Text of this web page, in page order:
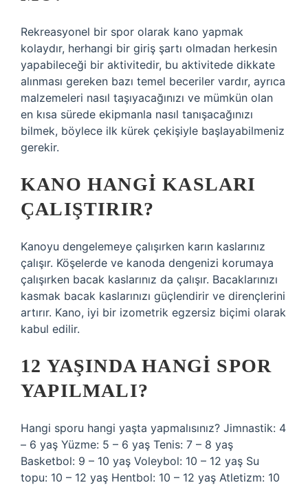
Rekreasyonel bir spor olarak kano yapmak
kolaydır, herhangi bir giriş şartı olmadan herkesin
yapabileceği bir aktivitedir, bu aktivitede dikkate
alınması gereken bazı temel beceriler vardır, ayrıca
malzemeleri nasıl taşıyacağınızı ve mümkün olan
en kısa sürede ekipmanla nasıl tanışacağınızı
bilmek, böylece ilk kürek çekişiyle başlayabilmeniz
gerekir.
KANO HANGI KASLARI
ÇALIŞTIRIR?
Kanoyu dengelemeye çalışırken karın kaslarınız
çalışır. Köşelerde ve kanoda dengenizi korumaya
çalışırken bacak kaslarınız da çalışır. Bacaklarınızı
kasmak bacak kaslarınızı güçlendirir ve dirençlerini
artırır. Kano, iyi bir izometrik egzersiz biçimi olarak
kabul edilir.
12 YAŞINDA HANGI SPOR
YAPILMALI?
Hangi sporu hangi yaşta yapmalısınız? Jimnastik: 4
– 6 yaş Yüzme: 5 – 6 yaş Tenis: 7 – 8 yaş
Basketbol: 9 – 10 yaş Voleybol: 10 – 12 yaş Su
topu: 10 – 12 yaş Hentbol: 10 – 12 yaş Atletizm: 10